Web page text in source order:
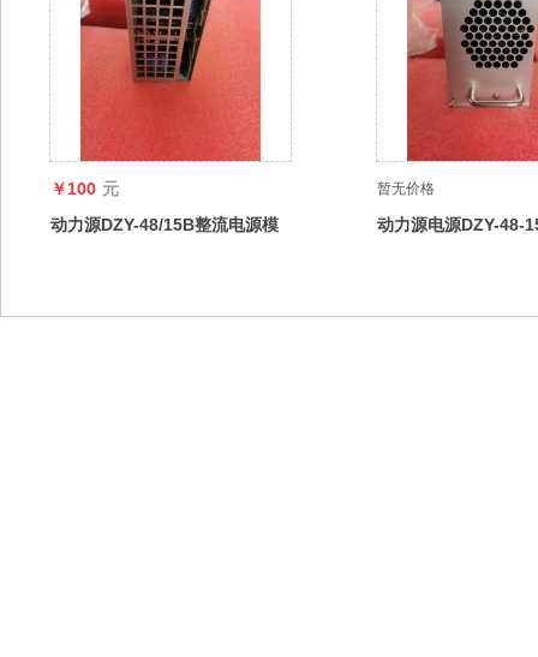
￥100 元
动力源DZY-48/15B整流电源模
暂无价格
动力源电源DZY-48-